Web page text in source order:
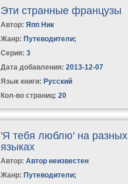
Эти странные французы
Автор:Япп Ник
Жанр: Путеводители;
Серия:3
Дата добавления: 2013-12-07
Язык книги: Русский
Кол-во страниц: 20
'Я тебя люблю' на разных
языках
Автор:Автор неизвестен
Жанр: Путеводители;